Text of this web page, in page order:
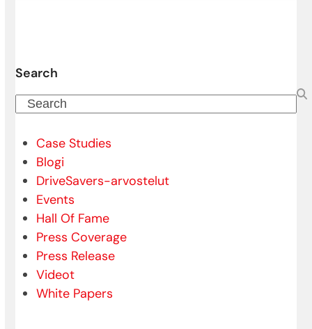
Search
Search
Case Studies
Blogi
DriveSavers-arvostelut
Events
Hall Of Fame
Press Coverage
Press Release
Videot
White Papers